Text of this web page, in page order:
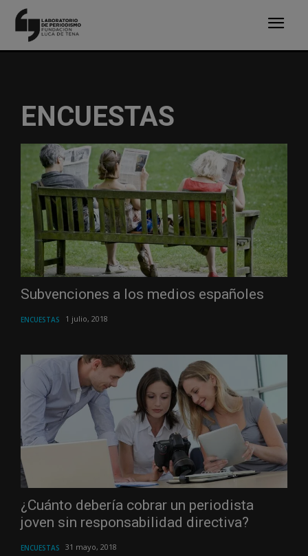
ENCUESTAS
Subvenciones a los medios españoles
ENCUESTAS 1 julio, 2018
¿Cuánto debería cobrar un periodista
joven sin responsabilidad directiva?
ENCUESTAS 31 mayo, 2018